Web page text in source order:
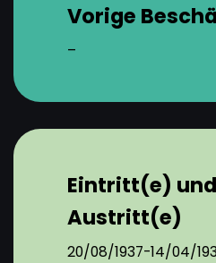
Vorige
–
Eintritt(e) und
Austritt(e)
20/08/1937-14/04/